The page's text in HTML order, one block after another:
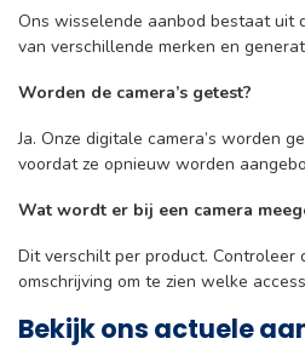
Ons wisselende aanbod bestaat uit
van verschillende merken en
Worden de camera’s getest?
Ja. Onze digitale camera’s worden
voordat ze opnieuw worden
Wat wordt er bij een camera
Dit verschilt per product. Controleer
omschrijving om te zien welke
Bekijk ons actuele